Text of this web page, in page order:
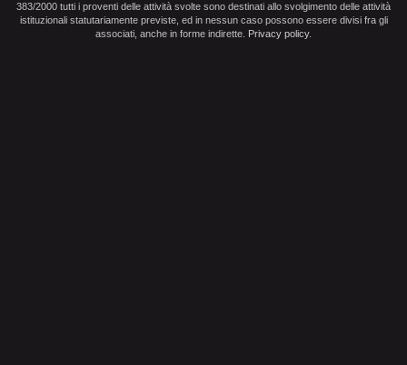
383/2000 tutti i proventi delle attività svolte sono destinati allo svolgimento delle attività
istituzionali statutariamente previste, ed in nessun caso possono essere divisi fra gli
associati, anche in forme indirette. Privacy policy.